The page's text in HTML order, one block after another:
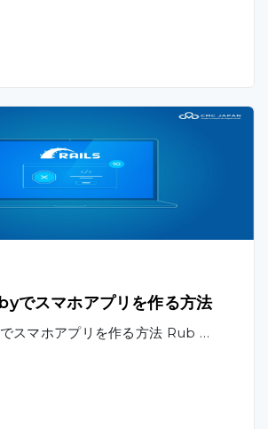
でスマホアプリを作る方法
スマホアプリを作る方法 Rub …